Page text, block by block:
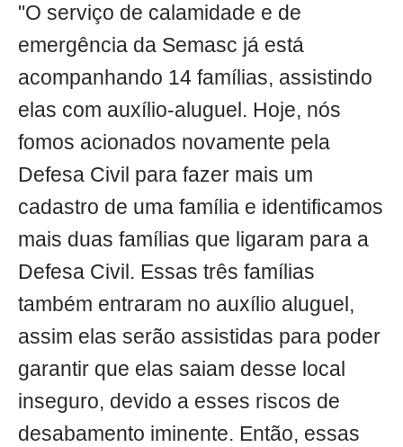
"O serviço de calamidade e de
emergência da Semasc já está
acompanhando 14 famílias, assistindo
elas com auxílio-aluguel. Hoje, nós
fomos acionados novamente pela
Defesa Civil para fazer mais um
cadastro de uma família e identificamos
mais duas famílias que ligaram para a
Defesa Civil. Essas três famílias
também entraram no auxílio aluguel,
assim elas serão assistidas para poder
garantir que elas saiam desse local
inseguro, devido a esses riscos de
desabamento iminente. Então, essas